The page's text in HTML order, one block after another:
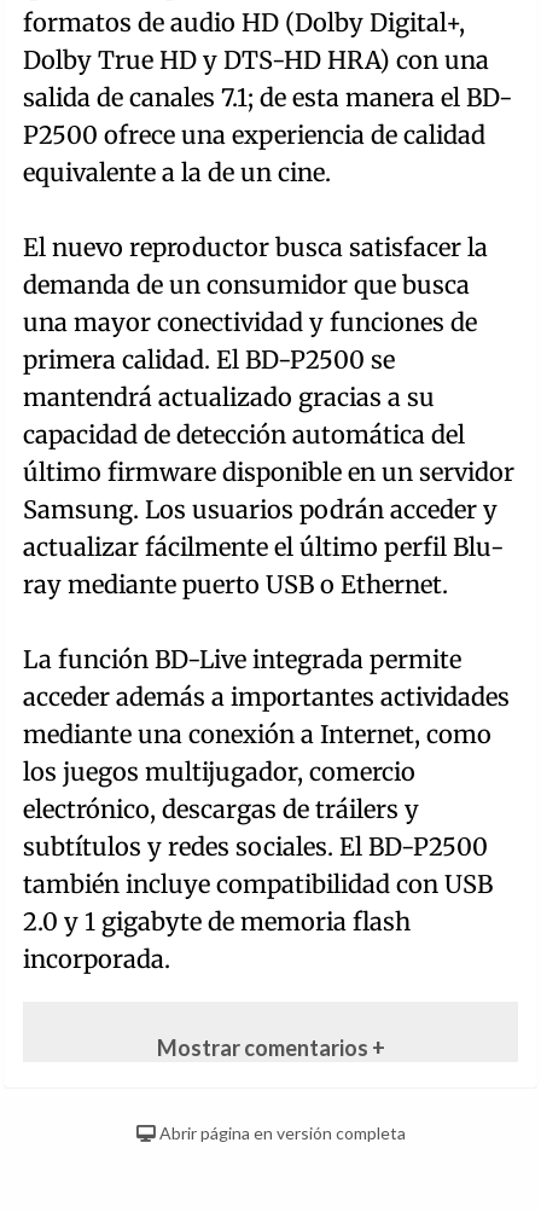
formatos de audio HD (Dolby Digital+,
Dolby True HD y DTS-HD HRA) con una
salida de canales 7.1; de esta manera el BD-
P2500 ofrece una experiencia de calidad
equivalente a la de un cine.
El nuevo reproductor busca satisfacer la
demanda de un consumidor que busca
una mayor conectividad y funciones de
primera calidad. El BD-P2500 se
mantendrá actualizado gracias a su
capacidad de detección automática del
último firmware disponible en un servidor
Samsung. Los usuarios podrán acceder y
actualizar fácilmente el último perfil Blu-
ray mediante puerto USB o Ethernet.
La función BD-Live integrada permite
acceder además a importantes actividades
mediante una conexión a Internet, como
los juegos multijugador, comercio
electrónico, descargas de tráilers y
subtítulos y redes sociales. El BD-P2500
también incluye compatibilidad con USB
2.0 y 1 gigabyte de memoria flash
incorporada.
Mostrar comentarios +
Abrir página en versión completa